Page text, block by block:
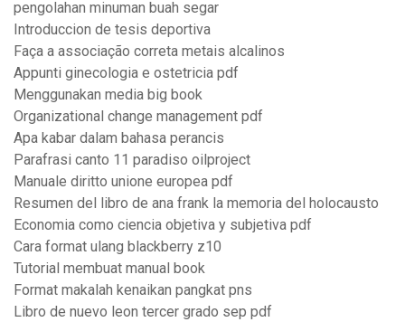
pengolahan minuman buah segar
Introduccion de tesis deportiva
Faça a associação correta metais alcalinos
Appunti ginecologia e ostetricia pdf
Menggunakan media big book
Organizational change management pdf
Apa kabar dalam bahasa perancis
Parafrasi canto 11 paradiso oilproject
Manuale diritto unione europea pdf
Resumen del libro de ana frank la memoria del holocausto
Economia como ciencia objetiva y subjetiva pdf
Cara format ulang blackberry z10
Tutorial membuat manual book
Format makalah kenaikan pangkat pns
Libro de nuevo leon tercer grado sep pdf